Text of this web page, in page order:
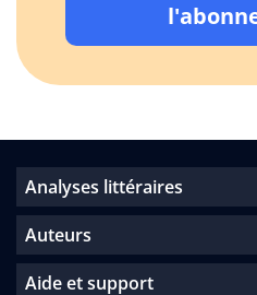
Analyses littéraires
Auteurs
Aide et support